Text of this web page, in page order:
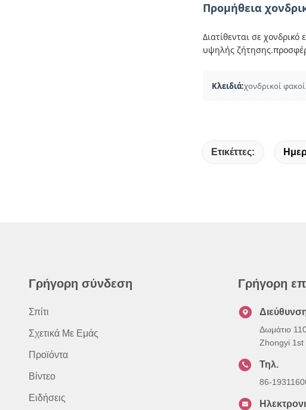
Προμήθεια
Διατίθενται σε
υψηλής
Κλειδιά:χονδρικοί
Ετικέττες:
Γρήγορη σύνδεση
Σπίτι
Σχετικά Με Εμάς
Προϊόντα
Βίντεο
Ειδήσεις
Γρήγορη
Δωμάτιο
Zhongyi 1st
Τηλ.
86-